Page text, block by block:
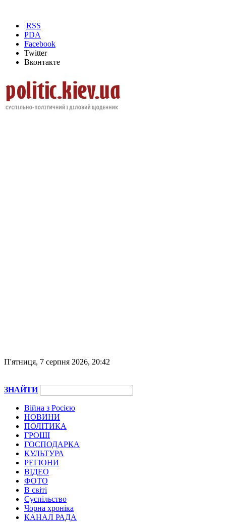
RSS
PDA
Facebook
Twitter
Вконтакте
П'ятниця, 7 серпня 2026, 20:42
ЗНАЙТИ
Війна з Росією
НОВИНИ
ПОЛІТИКА
ГРОШІ
ГОСПОДАРКА
КУЛЬТУРА
РЕГІОНИ
ВІДЕО
ФОТО
В світі
Суспільство
Чорна хроніка
КАНАЛ РАДА